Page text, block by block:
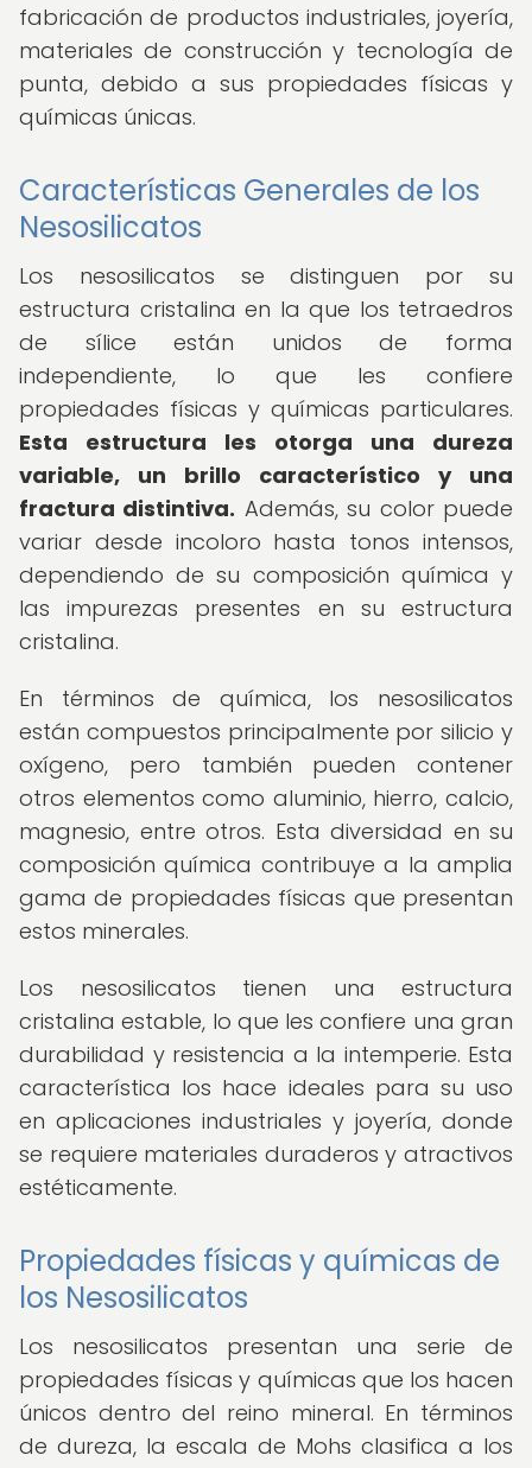
fabricación de productos industriales, joyería,
materiales de construcción y tecnología de
punta, debido a sus propiedades físicas y
químicas únicas.
Características Generales de los
Nesosilicatos
Los nesosilicatos se distinguen por su
estructura cristalina en la que los tetraedros
de sílice están unidos de forma
independiente, lo que les confiere
propiedades físicas y químicas particulares.
Esta estructura les otorga una dureza
variable, un brillo característico y una
fractura distintiva. Además, su color puede
variar desde incoloro hasta tonos intensos,
dependiendo de su composición química y
las impurezas presentes en su estructura
cristalina.
En términos de química, los nesosilicatos
están compuestos principalmente por silicio y
oxígeno, pero también pueden contener
otros elementos como aluminio, hierro, calcio,
magnesio, entre otros. Esta diversidad en su
composición química contribuye a la amplia
gama de propiedades físicas que presentan
estos minerales.
Los nesosilicatos tienen una estructura
cristalina estable, lo que les confiere una gran
durabilidad y resistencia a la intemperie. Esta
característica los hace ideales para su uso
en aplicaciones industriales y joyería, donde
se requiere materiales duraderos y atractivos
estéticamente.
Propiedades físicas y químicas de
los Nesosilicatos
Los nesosilicatos presentan una serie de
propiedades físicas y químicas que los hacen
únicos dentro del reino mineral. En términos
de dureza, la escala de Mohs clasifica a los